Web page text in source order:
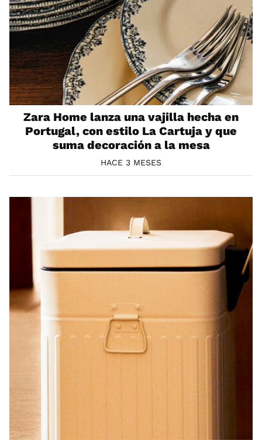
Zara Home lanza una vajilla hecha en
Portugal, con estilo La Cartuja y que
suma decoración a la mesa
HACE 3 MESES